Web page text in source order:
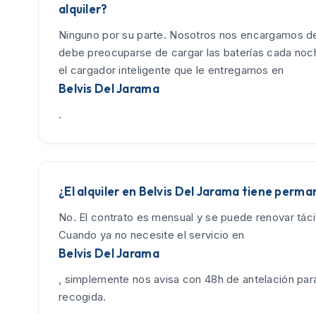
alquiler?
Ninguno por su parte. Nosotros nos encargamos
debe preocuparse de cargar las baterías cada
el cargador inteligente que le entregamos en
Belvis Del Jarama
.
¿El alquiler en Belvis Del Jarama tiene
No. El contrato es mensual y se puede renovar
Cuando ya no necesite el servicio en
Belvis Del Jarama
, simplemente nos avisa con 48h de antelación
recogida.